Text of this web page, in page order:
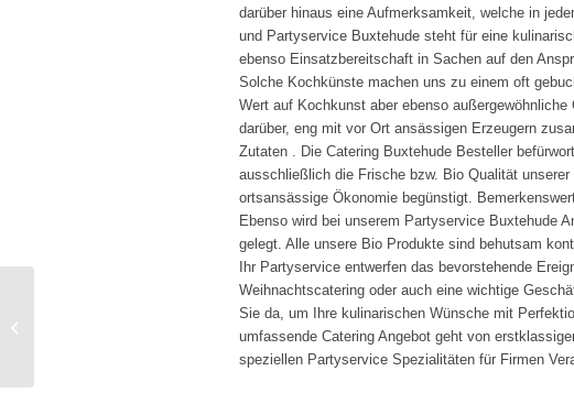
darüber hinaus eine Aufmerksamkeit, welche in
und Partyservice Buxtehude steht für eine
ebenso Einsatzbereitschaft in Sachen auf den
Solche Kochkünste machen uns zu einem oft
Wert auf Kochkunst aber ebenso
darüber, eng mit vor Ort ansässigen Erzeugern
Zutaten . Die Catering Buxtehude Besteller
ausschließlich die Frische bzw. Bio Qualität
ortsansässige Ökonomie begünstigt.
Ebenso wird bei unserem Partyservice Buxtehude
gelegt. Alle unsere Bio Produkte sind behutsam
Ihr Partyservice entwerfen das bevorstehende
Weihnachtscatering oder auch eine wichtige
Sie da, um Ihre kulinarischen Wünsche mit
umfassende Catering Angebot geht von
speziellen Partyservice Spezialitäten für Firmen
Catering Laatzen Partyservice frisch